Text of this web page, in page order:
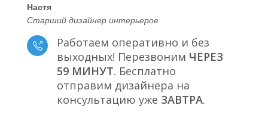
Настя
Старший дизайнер интерьеров
Работаем оперативно и без
выходных! Перезвоним ЧЕРЕЗ
59 МИНУТ. Бесплатно
отправим дизайнера на
консультацию уже ЗАВТРА.